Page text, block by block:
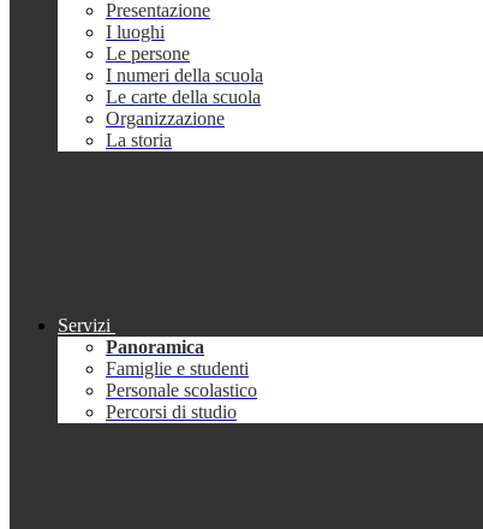
Presentazione
I luoghi
Le persone
I numeri della scuola
Le carte della scuola
Organizzazione
La storia
Servizi
Panoramica
Famiglie e studenti
Personale scolastico
Percorsi di studio